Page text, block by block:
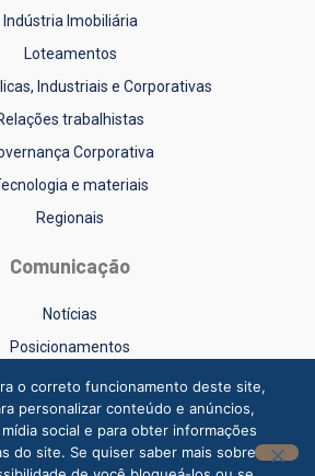
Indústria Imobiliária
Loteamentos
Industriais e Corporativas
trabalhistas
Corporativa
e materiais
Regionais
Comunicação
Notícias
Posicionamentos
RS na Mídia
Vídeos
o correto funcionamento deste site,
personalizar conteúdo e anúncios,
social e para obter informações
do site. Se quiser saber mais sobre